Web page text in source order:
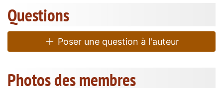
Questions
Poser une question à l'auteur
Photos des membres